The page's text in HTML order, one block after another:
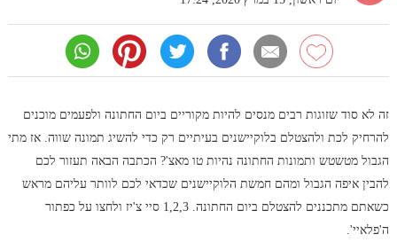
זה לא סוד שזוגות רבים מנסים להיות מקוריים ביום החתונה ולפעמים מוכנים
להרחיק לכת ולהצטלם בלוקיישנים בעיתיים רק כדי להשיג תמונה שווה. אז מתי
הגבול מטשטש ותמונות החתונה נהיות טו מאצ'? הכתבה הבאה תעזור לכם
להבין איפה הגבול ומהם חמשת הלוקיישנים שכדאי לכם לוותר עליהם מראש
כשאתם מתכננים להצטלם ביום החתונה. 1,2,3 סיי צ'יז ולחצו על כפתור
ה'פלאיי'.